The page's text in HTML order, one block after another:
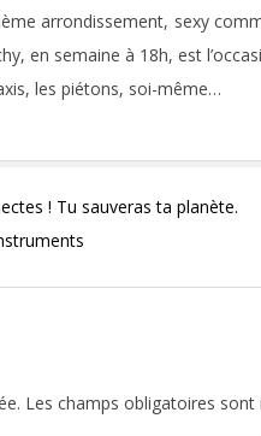
arrondissement, sexy
en semaine à 18h, est
les piétons, soi-même…
! Tu sauveras ta planète.
Les champs obligatoires sont